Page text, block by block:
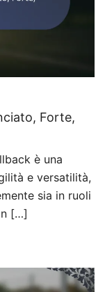
Forte,
è una
e versatilità,
sia in ruoli
[…]